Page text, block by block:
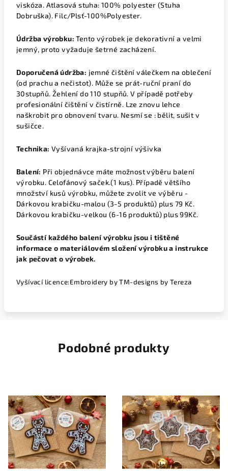
viskóza. Atlasová stuha: 100% polyester (Stuha
Dobruška). Filc/Plsť-100%Polyester.
Údržba výrobku: Tento výrobek je dekorativní a velmi
jemný, proto vyžaduje šetrné zacházení.
Doporučená údržba: jemné čištění válečkem na oblečení
(od prachu a nečistot). Může se prát-ruční praní do
30stupňů. Žehlení do 110 stupňů. V případě potřeby
profesionální čištění v čistírně. Lze znovu lehce
naškrobit pro obnovení tvaru. Nesmí se : bělit, sušit v
sušičce.
Technika: Vyšívaná krajka-strojní výšivka
Balení: Při objednávce máte možnost výběru balení
výrobku. Celofánový saček.(1 kus). Případě většího
množství kusů výrobku, můžete zvolit ve výběru -
Dárkovou krabičku-malou (3-5 produktů) plus 79 Kč.
Dárkovou krabičku-velkou (6-16 produktů) plus 99Kč.
Součástí každého balení výrobku jsou i tištěné
informace o materiálovém složení výrobku a instrukce
jak pečovat o výrobek.
Vyšívací licence:Embroidery by TM-designs by Tereza
Podobné produkty